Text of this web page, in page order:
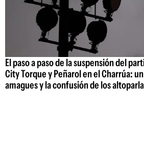
El paso a paso de la suspensión del
City Torque y Peñarol en el Charrúa:
amagues y la confusión de los